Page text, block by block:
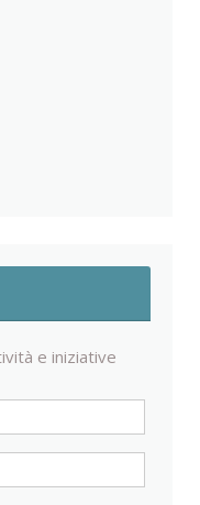
e iniziative